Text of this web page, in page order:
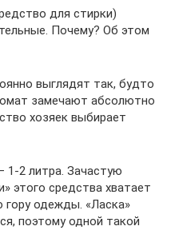
для стирки)
Почему? Об этом
выглядят так, будто
замечают абсолютно
хозяек выбирает
2 литра. Зачастую
этого средства хватает
одежды. «Ласка»
поэтому одной такой